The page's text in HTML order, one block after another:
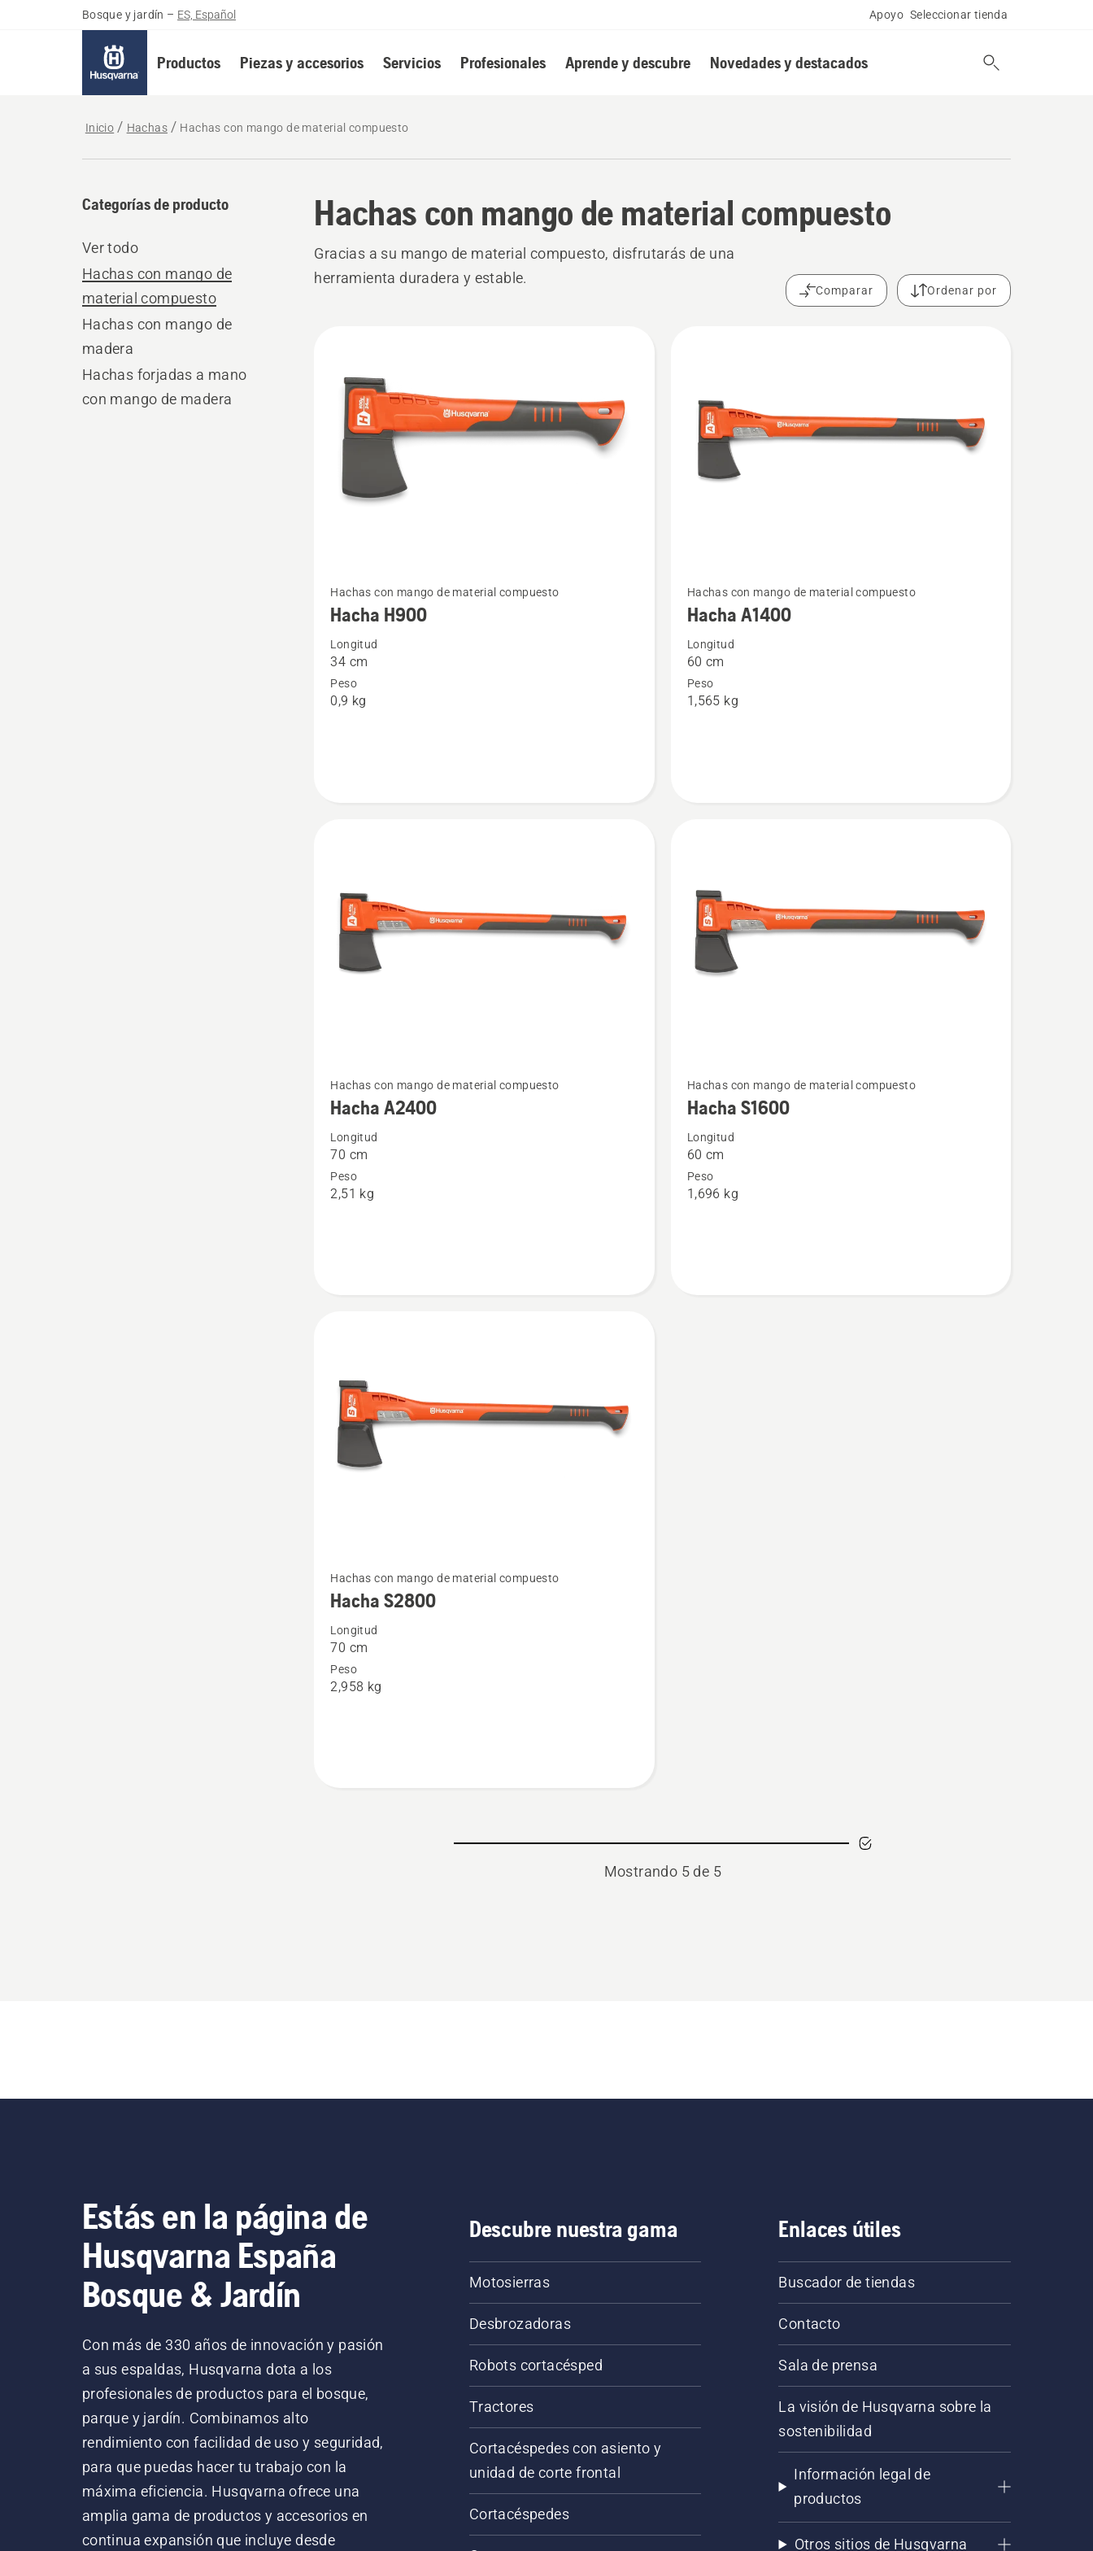
Bosque y jardín – ES, Español Apoyo Seleccionar tienda
Productos Piezas y accesorios Servicios Profesionales Aprende y descubre Novedades y destacados
Inicio Hachas Hachas con mango de material compuesto
Hachas con mango de material compuesto
Categorías de producto
Ver todo
Hachas con mango de
material compuesto
Hachas con mango de
madera
Hachas forjadas a mano
con mango de madera
Gracias a su mango de material compuesto, disfrutarás de una
herramienta duradera y estable.
Comparar Ordenar por
productos
más
detalles
sobre
H900
Hachas con mango de material compuesto
Hacha H900
Longitud
34 cm
Peso
0,9 kg
más
detalles
sobre
A1400
Hachas con mango de material compuesto
Hacha A1400
Longitud
60 cm
Peso
1,565 kg
más
detalles
sobre
A2400
Hachas con mango de material compuesto
Hacha A2400
Longitud
70 cm
Peso
2,51 kg
más
detalles
sobre
S1600
Hachas con mango de material compuesto
Hacha S1600
Longitud
60 cm
Peso
1,696 kg
más
detalles
sobre
S2800
Hachas con mango de material compuesto
Hacha S2800
Longitud
70 cm
Peso
2,958 kg
Mostrando 5 de 5
Estás en la página de
Husqvarna España
Bosque & Jardín
Con más de 330 años de innovación y pasión
a sus espaldas, Husqvarna dota a los
profesionales de productos para el bosque,
parque y jardín. Combinamos alto
rendimiento con facilidad de uso y seguridad,
para que puedas hacer tu trabajo con la
máxima eficiencia. Husqvarna ofrece una
amplia gama de productos y accesorios en
continua expansión que incluye desde
Descubre nuestra gama
Motosierras
Desbrozadoras
Robots cortacésped
Tractores
Cortacéspedes con asiento y
unidad de corte frontal
Cortacéspedes
Enlaces útiles
Buscador de tiendas
Contacto
Sala de prensa
La visión de Husqvarna sobre la
sostenibilidad
Información legal de
productos
Otros sitios de Husqvarna